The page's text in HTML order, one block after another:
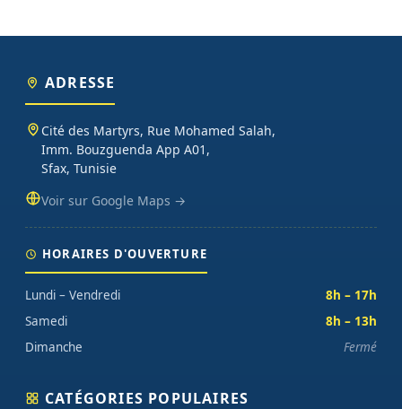
ADRESSE
Cité des Martyrs, Rue Mohamed Salah,
Imm. Bouzguenda App A01,
Sfax, Tunisie
Voir sur Google Maps →
HORAIRES D'OUVERTURE
Lundi – Vendredi
8h – 17h
Samedi
8h – 13h
Dimanche
Fermé
CATÉGORIES POPULAIRES